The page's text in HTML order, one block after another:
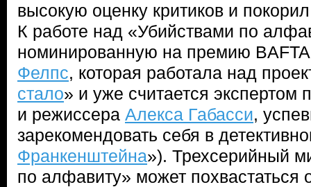
высокую оценку критиков и
К работе над «Убийствами по
номинированную на премию
Фелпс, которая работала над
стало» и уже считается экспертом
и режиссера Алекса Габасси,
зарекомендовать себя в
Франкенштейна»). Трехсерийный
по алфавиту» может похвастаться